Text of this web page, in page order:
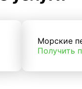
Морские
Получить